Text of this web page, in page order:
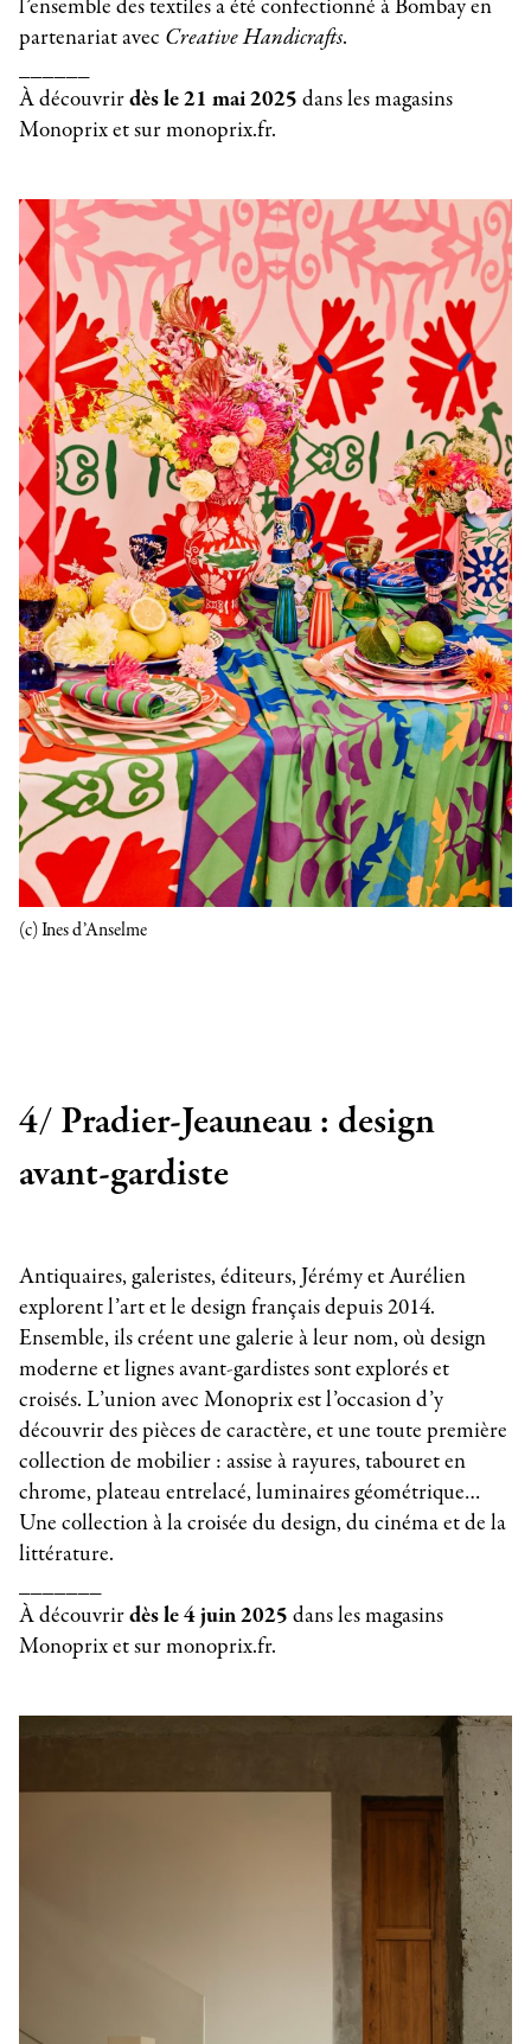
l’ensemble des textiles a été confectionné à Bombay en
partenariat avec Creative Handicrafts.
À découvrirdès le 21 mai 2025dans les magasins
Monoprix et sur monoprix.fr.
(c) Ines d’Anselme
4/Pradier-Jeauneau : design
avant-gardiste
Antiquaires, galeristes, éditeurs, Jérémy et Aurélien
explorent l’art et le design français depuis 2014.
Ensemble, ils créent une galerie à leur nom, où design
moderne et lignes avant-gardistes sont explorés et
croisés. L’union avec Monoprix est l’occasion d’y
découvrir des pièces de caractère, et une toute première
collection de mobilier : assise à rayures, tabouret en
chrome, plateau entrelacé, luminaires géométrique…
Une collection à la croisée du design, du cinéma et de la
littérature.
_______
À découvrirdès le 4 juin 2025dans les magasins
Monoprix et sur monoprix.fr.